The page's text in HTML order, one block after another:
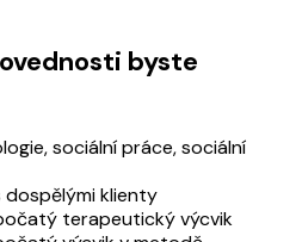
byste
sociální práce, sociální
dospělými klienty
terapeutický výcvik